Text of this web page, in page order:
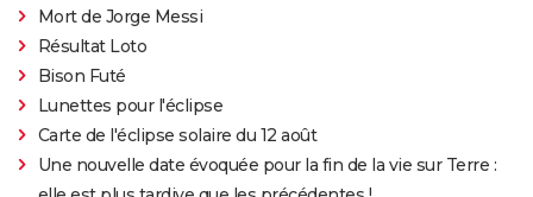
Mort de Jorge Messi
Résultat Loto
Bison Futé
Lunettes pour l'éclipse
Carte de l'éclipse solaire du 12 août
Une nouvelle date évoquée pour la fin de la vie sur Terre :